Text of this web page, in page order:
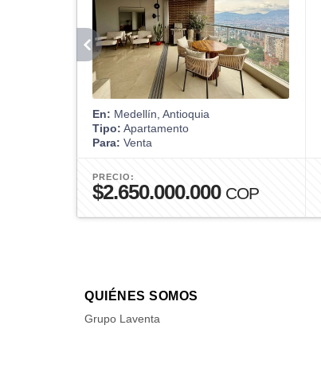
En: Medellín, Antioquia
Tipo: Apartamento
Para: Venta
PRECIO:
$2.650.000.000 COP
QUIÉNES SOMOS
Grupo Laventa